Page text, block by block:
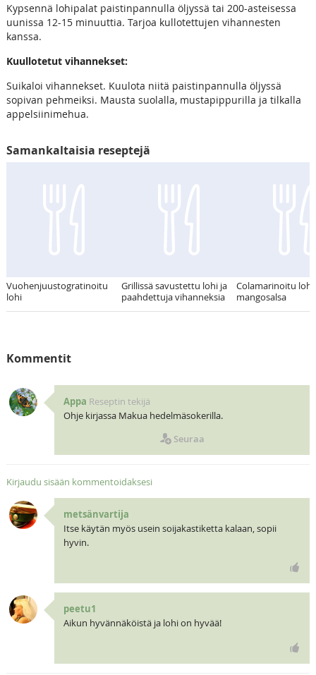
Kypsennä lohipalat paistinpannulla öljyssä tai 200-asteisessa
uunissa 12-15 minuuttia. Tarjoa kullotettujen vihannesten
kanssa.
Kuullotetut vihannekset:
Suikaloi vihannekset. Kuulota niitä paistinpannulla öljyssä
sopivan pehmeiksi. Mausta suolalla, mustapippurilla ja tilkalla
appelsiinimehua.
Samankaltaisia reseptejä
Vuohenjuustogratinoitu
lohi
Grillissä savustettu lohi ja
paahdettuja vihanneksia
Colamarinoitu lohi
mangosalsa
Kommentit
Appa Reseptin tekijä
Ohje kirjassa Makua hedelmäsokerilla.
Seuraa
Kirjaudu sisään kommentoidaksesi
metsänvartija
Itse käytän myös usein soijakastiketta kalaan, sopii
hyvin.
peetu1
Aikun hyvännäköistä ja lohi on hyvää!